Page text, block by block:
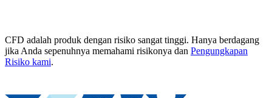
CFD adalah produk dengan risiko sangat tinggi. Hanya berdagang
jika Anda sepenuhnya memahami risikonya dan Pengungkapan
Risiko kami.